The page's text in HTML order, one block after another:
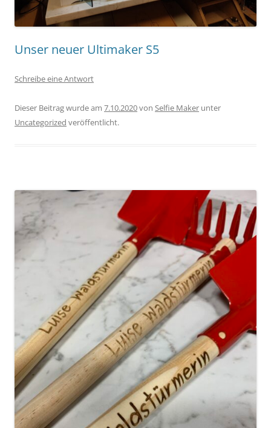
Unser neuer Ultimaker S5
Schreibe eine Antwort
Dieser Beitrag wurde am 7.10.2020von Selfie Maker unter
Uncategorized veröffentlicht.